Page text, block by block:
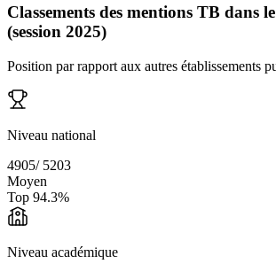
Classements des mentions TB dans
(session 2025)
Position par rapport aux autres établissements
Niveau national
4905/ 5203
Moyen
Top 94.3%
Niveau académique